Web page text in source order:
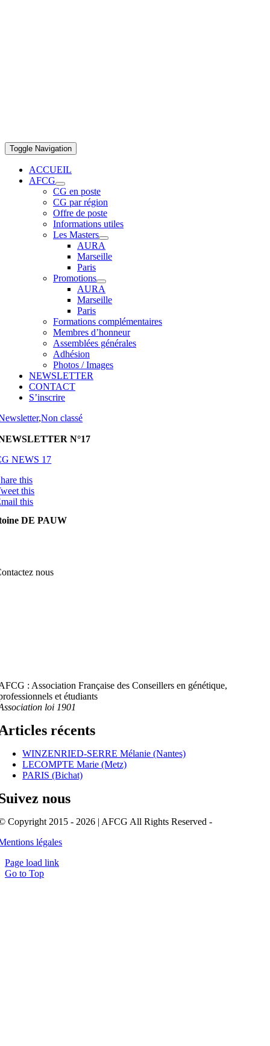
Toggle Navigation
ACCUEIL
AFCG
CG en poste
CG par région
Offre de poste
Informations utiles
Les Masters
AURA
Marseille
Paris
Promotions
AURA
Marseille
Paris
Formations complémentaires
Membres d’honneur
Assemblées générales
Adhésion
Photos / Images
NEWSLETTER
CONTACT
S’inscrire
,Non classé
N°17
NEWS 17
this
this
this
DE PAUW
nous
: Association Française des Conseillers en génétique,
et étudiants
loi 1901
récents
WINZENRIED-SERRE Mélanie (Nantes)
LECOMPTE Marie (Metz)
PARIS (Bichat)
nous
Copyright 2015 - 2026 | AFCG All Rights Reserved -
légales
Page load link
Go to Top